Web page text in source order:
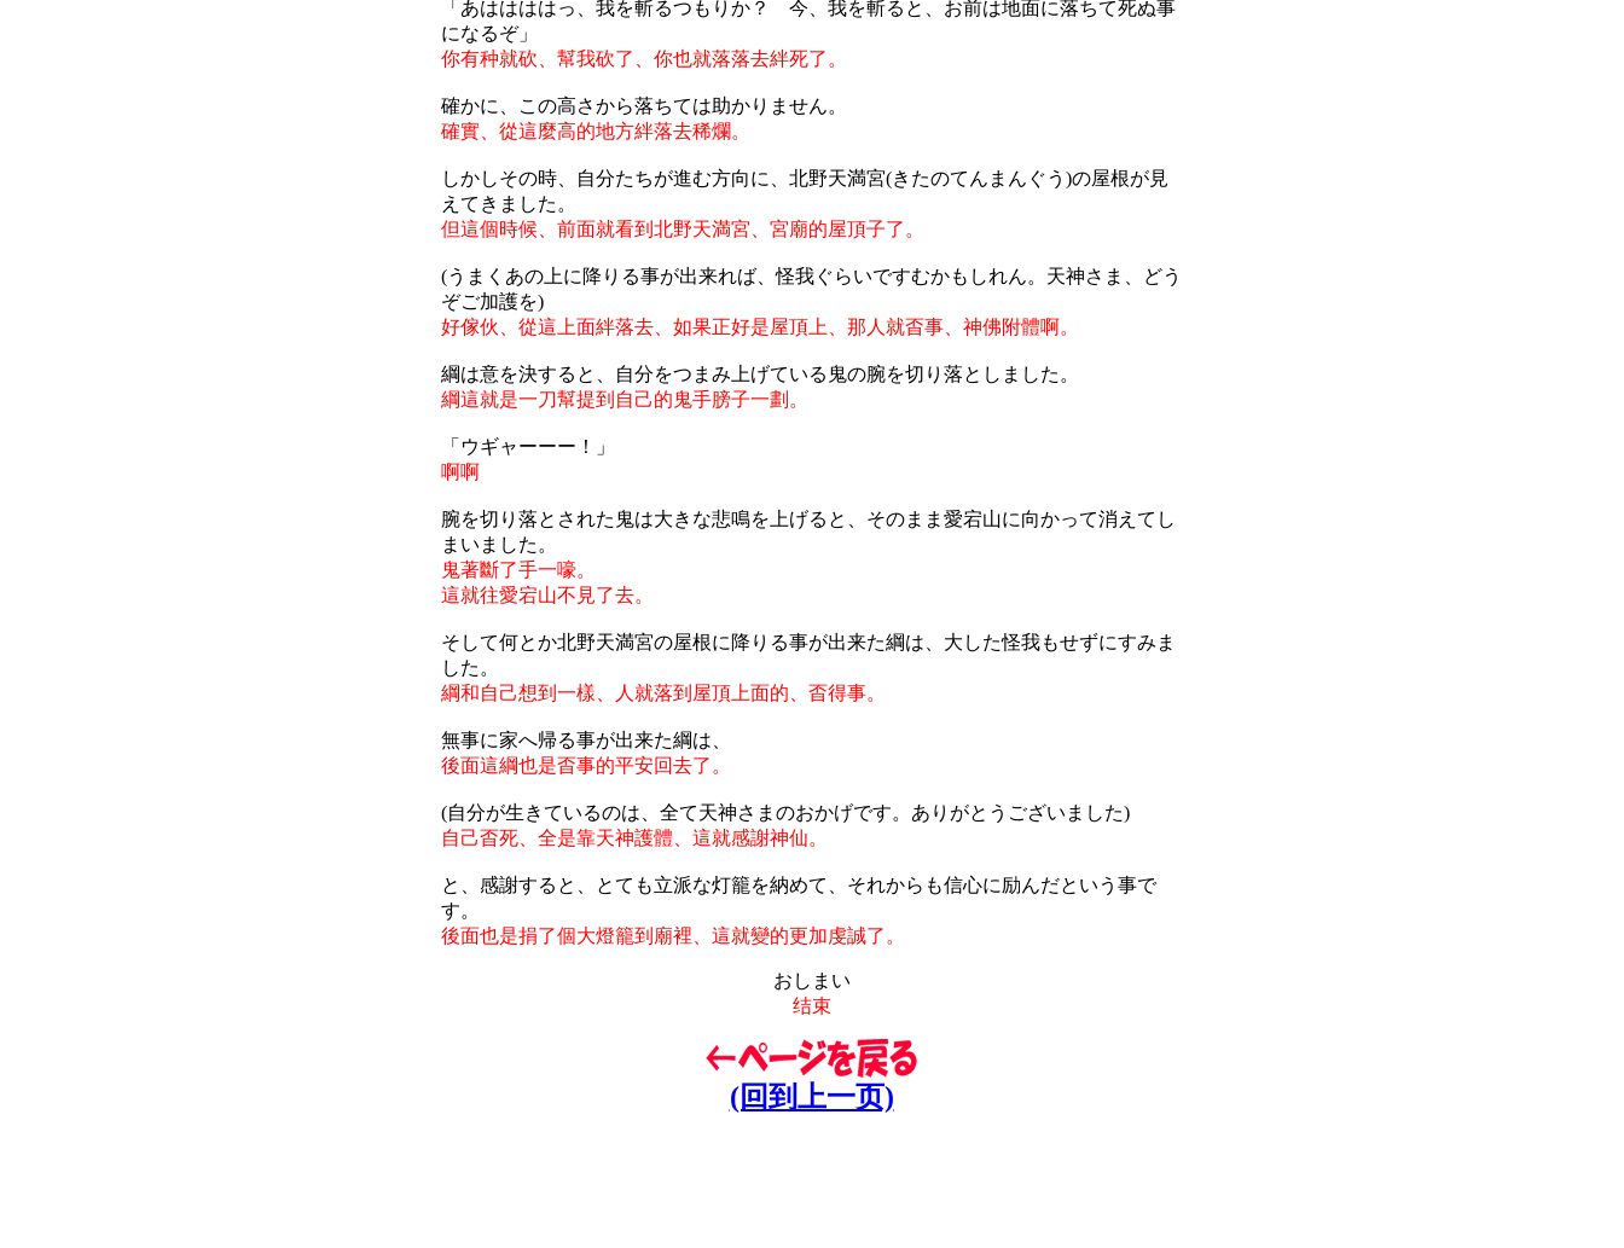
「あははははっ、我を斬るつもりか？ 今、我を斬ると、お前は地面に落ちて死ぬ事
になるぞ」
你有种就砍、幫我砍了、你也就落落去絆死了。
確かに、この高さから落ちては助かりません。
確實、從這麼高的地方絆落去稀爛。
しかしその時、自分たちが進む方向に、北野天満宮(きたのてんまんぐう)の屋根が見
えてきました。
但這個時候、前面就看到北野天満宮、宮廟的屋頂子了。
(うまくあの上に降りる事が出来れば、怪我ぐらいですむかもしれん。天神さま、どう
ぞご加護を)
好傢伙、從這上面絆落去、如果正好是屋頂上、那人就㫘事、神佛附體啊。
綱は意を決すると、自分をつまみ上げている鬼の腕を切り落としました。
綱這就是一刀幫提到自己的鬼手膀子一劃。
「ウギャーーー！」
啊啊
腕を切り落とされた鬼は大きな悲鳴を上げると、そのまま愛宕山に向かって消えてし
まいました。
鬼著斷了手一嚎。
這就往愛宕山不見了去。
そして何とか北野天満宮の屋根に降りる事が出来た綱は、大した怪我もせずにすみま
した。
綱和自己想到一樣、人就落到屋頂上面的、㫘得事。
無事に家へ帰る事が出来た綱は、
後面這綱也是㫘事的平安回去了。
(自分が生きているのは、全て天神さまのおかげです。ありがとうございました)
自己㫘死、全是靠天神護體、這就感謝神仙。
と、感謝すると、とても立派な灯籠を納めて、それからも信心に励んだという事で
す。
後面也是捐了個大燈籠到廟裡、這就變的更加虔誠了。
おしまい
结束
(回到上一页)